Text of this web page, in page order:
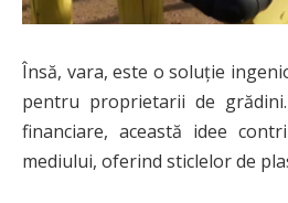
Însă, vara, este o soluție
pentru proprietarii de
financiare, această idee
mediului, oferind sticlelor de